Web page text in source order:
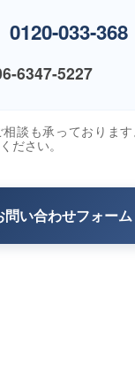
0120-033-368
6347-5227
談も承っておりま
ださい。
問い合わせフォーム